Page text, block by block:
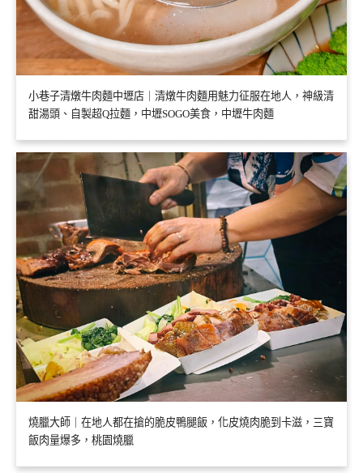
小巷子清燉牛肉麵中壢店｜清燉牛肉麵用魅力征服在地人，神級清
甜湯頭、自製超Q拉麵，中壢SOGO美食，中壢牛肉麵
燒臘大師｜在地人都在搶的脆皮鴨腿飯，化皮燒肉脆到卡滋，三寶
飯肉量爆多，桃園燒臘